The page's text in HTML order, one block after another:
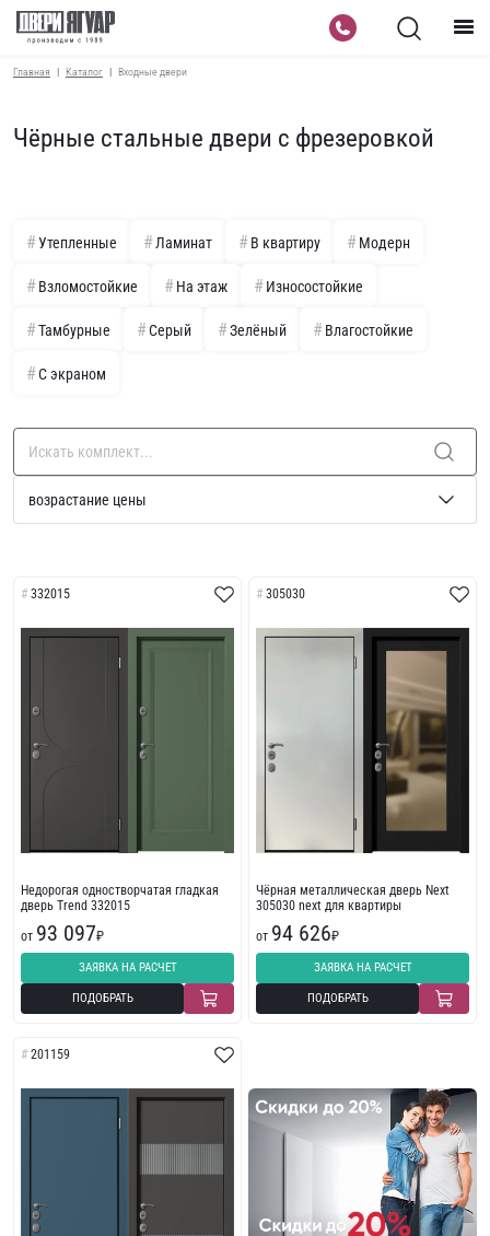
Главная Каталог Входные двери
Чёрные стальные двери с фрезеровкой
Утепленные Ламинат В квартиру Модерн
Взломостойкие На этаж Износостойкие
Тамбурные Серый Зелёный Влагостойкие
С экраном
332015
Недорогая одностворчатая гладкая
дверь Trend 332015
от 93 097₽
ЗАЯВКА НА РАСЧЕТ
ПОДОБРАТЬ
305030
Чёрная металлическая дверь Next
305030 next для квартиры
от 94 626₽
ЗАЯВКА НА РАСЧЕТ
ПОДОБРАТЬ
201159